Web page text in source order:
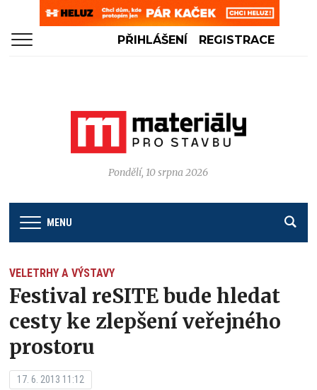
PŘIHLÁŠENÍ REGISTRACE
Pondělí, 10 srpna 2026
MENU
VELETRHY A VÝSTAVY
Festival reSITE bude hledat
cesty ke zlepšení veřejného
prostoru
17. 6. 2013 11:12